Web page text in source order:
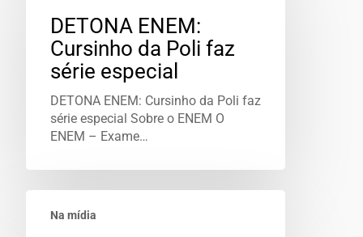
DETONA ENEM:
Cursinho da Poli faz
série especial
DETONA ENEM: Cursinho da Poli faz
série especial Sobre o ENEM O
ENEM – Exame…
Na mídia